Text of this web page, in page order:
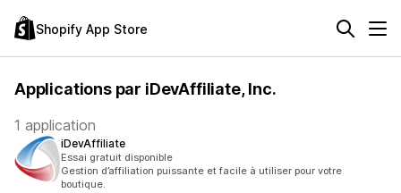
Shopify App Store
Applications par iDevAffiliate, Inc.
1 application
iDevAffiliate
Essai gratuit disponible
Gestion d’affiliation puissante et facile à utiliser pour votre
boutique.